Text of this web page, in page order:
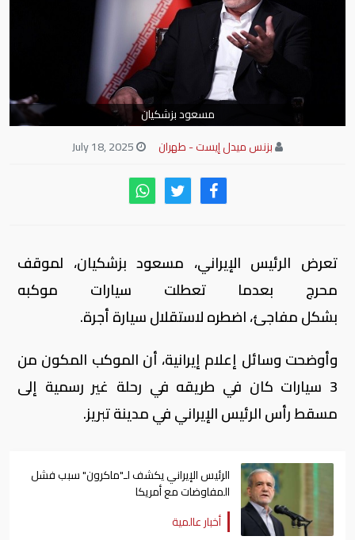
مسعود بزشكيان
بزنس ميدل إيست - طهران
تعرض الرئيس الإيراني، مسعود بزشكيان، لموقف
محرج بعدما تعطلت سيارات موكبه
بشكل مفاجئ، اضطره لاستقلال سيارة أجرة.
وأوضحت وسائل إعلام إيرانية، أن الموكب المكون من
3 سيارات كان في طريقه في رحلة غير رسمية إلى
مسقط رأس الرئيس الإيراني في مدينة تبريز.
الرئيس الإيراني يكشف لـ"ماكرون" سبب فشل
المفاوضات مع أمريكا
أخبار عالمية